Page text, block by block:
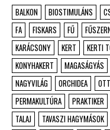
BALKON BIOSTIMULÁNS
FA
FISKARS FŰ
KARÁCSONY
KERT KERTI
KONYHAKERT
MAGASÁGYÁS
NAGYVILÁG
ORCHIDEA
PERMAKULTÚRA
PRAKTIKER
TALAJ
TAVASZI HAGYMÁSOK